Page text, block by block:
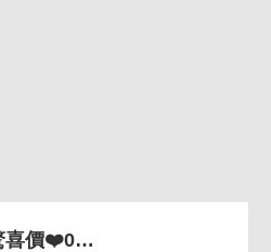
❤️電梯美湯宅❤️有驚喜價❤️0971002032